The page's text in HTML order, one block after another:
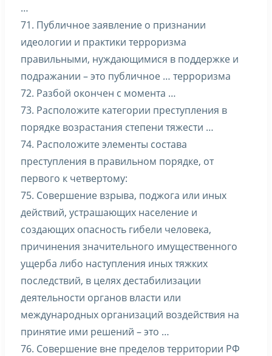
…
71. Публичное заявление о признании
идеологии и практики терроризма
правильными, нуждающимися в поддержке и
подражании – это публичное … терроризма
72. Разбой окончен с момента …
73. Расположите категории преступления в
порядке возрастания степени тяжести …
74. Расположите элементы состава
преступления в правильном порядке, от
первого к четвертому:
75. Совершение взрыва, поджога или иных
действий, устрашающих население и
создающих опасность гибели человека,
причинения значительного имущественного
ущерба либо наступления иных тяжких
последствий, в целях дестабилизации
деятельности органов власти или
международных организаций воздействия на
принятие ими решений – это …
76. Совершение вне пределов территории РФ